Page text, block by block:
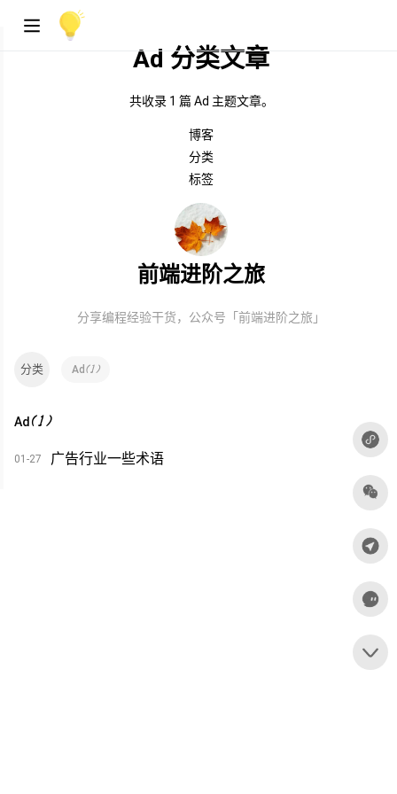
Ad 分类文章
共收录 1 篇 Ad 主题文章。
博客
分类
标签
前端进阶之旅
分享编程经验干货，公众号「前端进阶之旅」
分类 Ad (1)
Ad(1)
01-27 广告行业一些术语